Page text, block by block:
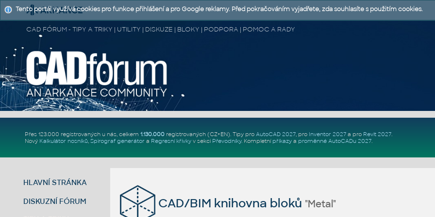
CAD FÓRUM - TIPY A TRIKY | UTILITY | DISKUZE | BLOKY | PODPORA | POMOC A RADY
Přes 123.000 registrovaných u nás, celkem 1.130.000registrovaných (CZ+EN). Tipy pro AutoCAD 2027, pro Inventor 2027a pro Revit 2027.
Nový Kalkulátor nosníků, Spirograf generátor a Regresní křivkyv sekci Převodníky. Kompletní příkazya proměnné AutoCADu 2027.
HLAVNÍ STRÁNKA
DISKUZNÍ FÓRUM CAD/BIM knihovna bloků "Metal"
Tento portál využívá cookies pro funkce přihlášení a pro Google reklamy. Před pokračováním vyjadřete, zda souhlasíte s použitím cookies.